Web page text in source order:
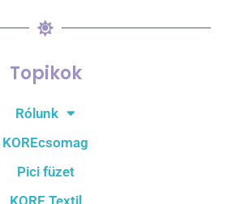
Topikok
Rólunk
KOREcsomag
Pici füzet
KORE Textil